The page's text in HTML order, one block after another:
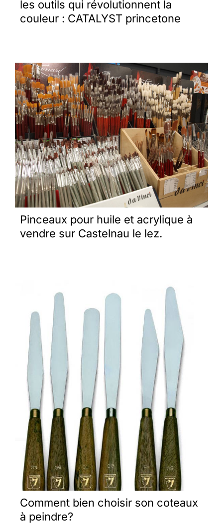
les outils qui révolutionnent la
couleur : CATALYST princetone
Pinceaux pour huile et acrylique à
vendre sur Castelnau le lez.
Comment bien choisir son coteaux
à peindre?